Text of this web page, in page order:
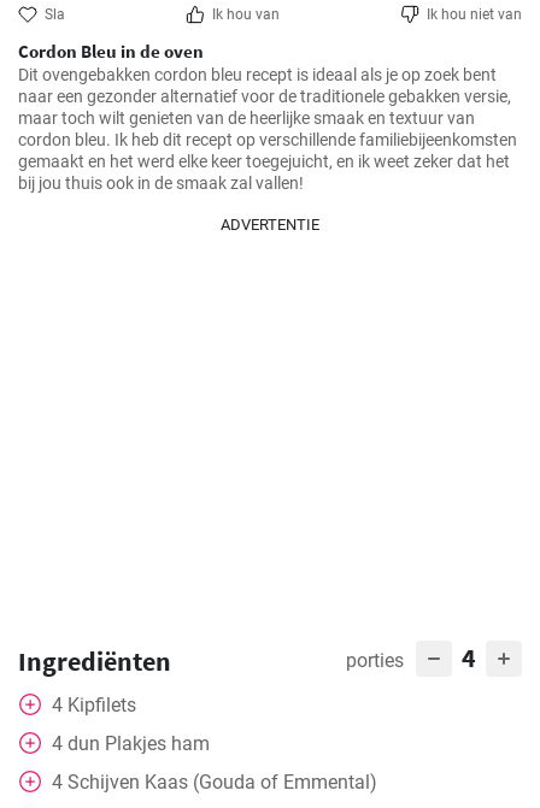
Sla Ik hou van Ik hou niet van
Cordon Bleu in de oven
Dit ovengebakken cordon bleu recept is ideaal als je op zoek bent
naar een gezonder alternatief voor de traditionele gebakken versie,
maar toch wilt genieten van de heerlijke smaak en textuur van
cordon bleu. Ik heb dit recept op verschillende familiebijeenkomsten
gemaakt en het werd elke keer toegejuicht, en ik weet zeker dat het
ADVERTENTIE
Ingrediënten porties 4
4 Kipfilets
4 dun Plakjes ham
4 Schijven Kaas (Gouda of Emmental)